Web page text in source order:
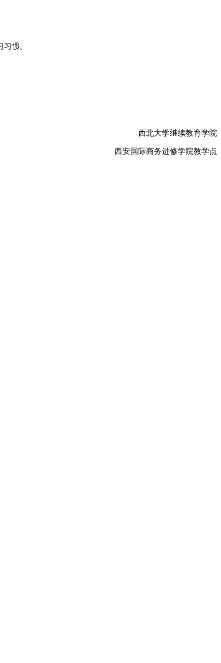
惯。
西北大学继续教育学院
西安国际商务进修学院教学点